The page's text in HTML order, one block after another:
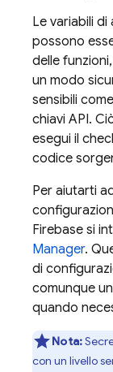
Le variabili
possono
delle
un modo
sensibili
chiavi API.
esegui il
codice
Per aiutarti
Firebase si
Manager.
di
comunque
quando
Nota:
con un livello